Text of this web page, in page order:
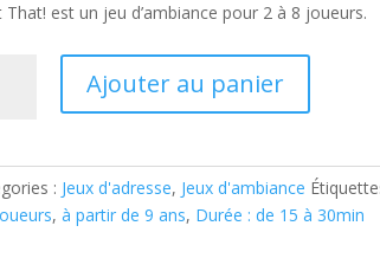
That! est un jeu d’ambiance pour 2 à 8 joueurs.
Ajouter au panier
: Jeux d'adresse, Jeux d'ambiance
,à partir de 9 ans, Durée : de 15 à 30min